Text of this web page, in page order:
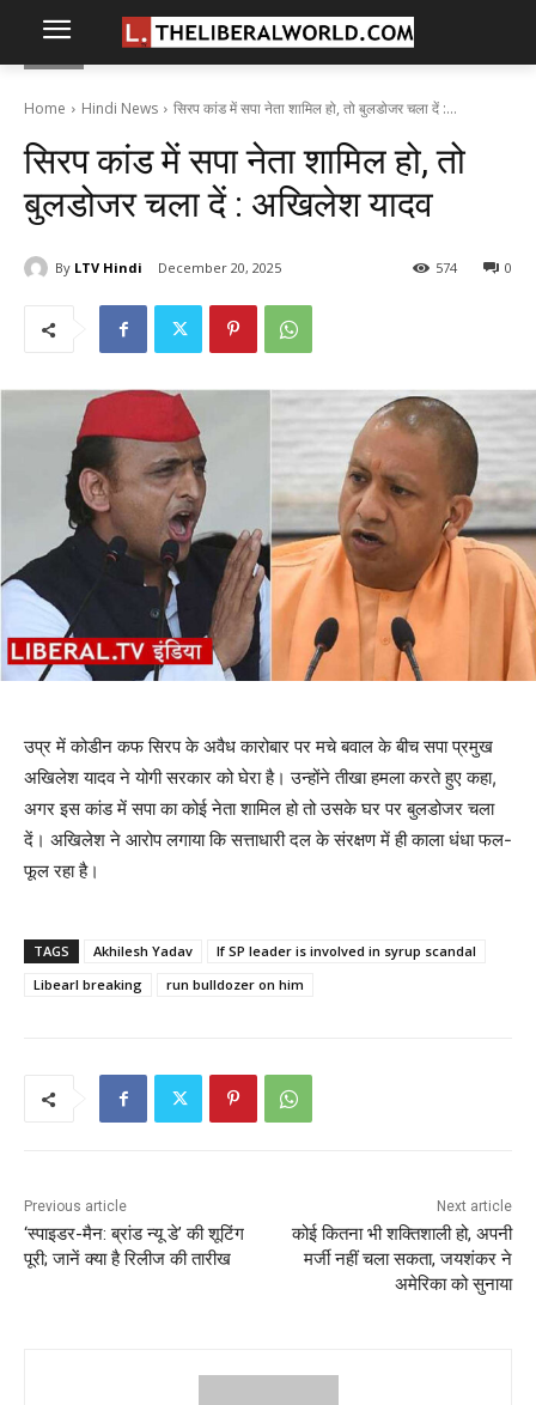
Home Hindi News सिरप कांड में सपा नेता शामिल हो, तो बुलडोजर चला दें :...
सिरप कांड में सपा नेता शामिल हो, तो
बुलडोजर चला दें : अखिलेश यादव
By LTV Hindi December 20, 2025 0
574
उप्र में कोडीन कफ सिरप के अवैध कारोबार पर मचे बवाल के बीच सपा प्रमुख
अखिलेश यादव ने योगी सरकार को घेरा है। उन्होंने तीखा हमला करते हुए कहा,
अगर इस कांड में सपा का कोई नेता शामिल हो तो उसके घर पर बुलडोजर चला
दें। अखिलेश ने आरोप लगाया कि सत्ताधारी दल के संरक्षण में ही काला धंधा फल-
फूल रहा है।
TAGS Akhilesh Yadav
If SP leader is involved in syrup scandal
Libearl breaking
run bulldozer on him
Previous article
‘स्पाइडर-मैन: ब्रांड न्यू डे’ की शूटिंग
पूरी; जानें क्या है रिलीज की तारीख
Next article
कोई कितना भी शक्तिशाली हो, अपनी
मर्जी नहीं चला सकता, जयशंकर ने
अमेरिका को सुनाया